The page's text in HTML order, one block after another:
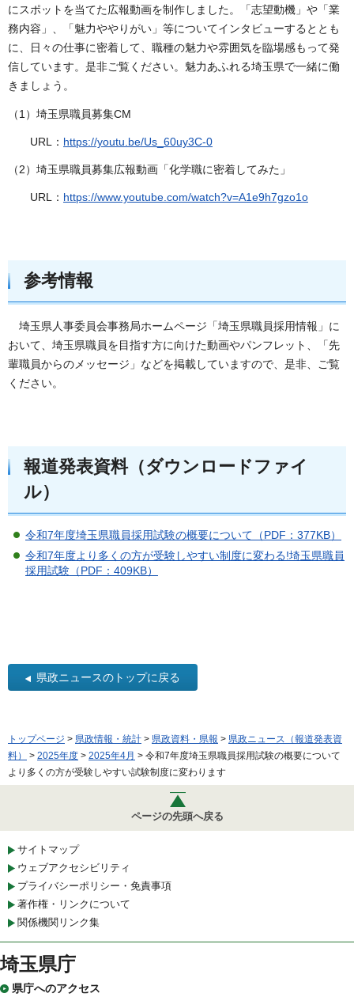
にスポットを当てた広報動画を制作しました。「志望動機」や「業
務内容」、「魅力ややりがい」等についてインタビューするととも
に、日々の仕事に密着して、職種の魅力や雰囲気を臨場感もって発
信しています。是非ご覧ください。魅力あふれる埼玉県で一緒に働
きましょう。
（1）埼玉県職員募集CM
URL： https://youtu.be/Us_60uy3C-0
（2）埼玉県職員募集広報動画「化学職に密着してみた」
URL： https://www.youtube.com/watch?v=A1e9h7gzo1o
参考情報
埼玉県人事委員会事務局ホームページ「埼玉県職員採用情報」に
おいて、埼玉県職員を目指す方に向けた動画やパンフレット、「先
輩職員からのメッセージ」などを掲載していますので、是非、ご覧
ください。
報道発表資料（ダウンロードファイ
ル）
令和7年度埼玉県職員採用試験の概要について（PDF：377KB）
令和7年度より多くの方が受験しやすい制度に変わる!埼玉県職員
採用試験（PDF：409KB）
県政ニュースのトップに戻る
トップページ > 県政情報・統計 > 県政資料・県報 > 県政ニュース（報道発表資
料）
> 2025年度 > 2025年4月 > 令和7年度埼玉県職員採用試験の概要について
より多くの方が受験しやすい試験制度に変わります
ページの先頭へ戻る
サイトマップ
ウェブアクセシビリティ
プライバシーポリシー・免責事項
著作権・リンクについて
関係機関リンク集
埼玉県庁
県庁へのアクセス